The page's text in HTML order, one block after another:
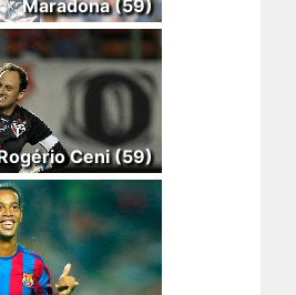
Maradona (59)
Ceni (59)